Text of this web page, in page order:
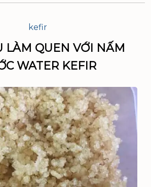
kefir
LÀM QUEN VỚI NẤM
WATER KEFIR